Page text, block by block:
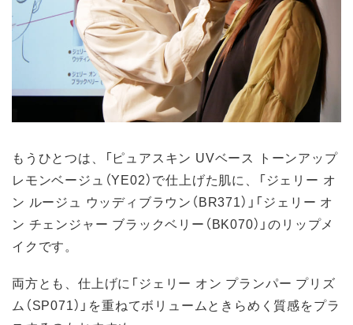
もうひとつは、「ピュアスキン UVベース トーンアップ
レモンベージュ（YE02）で仕上げた肌に、「ジェリー オ
ン ルージュ ウッディブラウン（BR371）」「ジェリー オ
ン チェンジャー ブラックベリー（BK070）」のリップメ
イクです。
両方とも、仕上げに「ジェリー オン プランパー プリズ
ム（SP071）」を重ねてボリュームときらめく質感をプラ